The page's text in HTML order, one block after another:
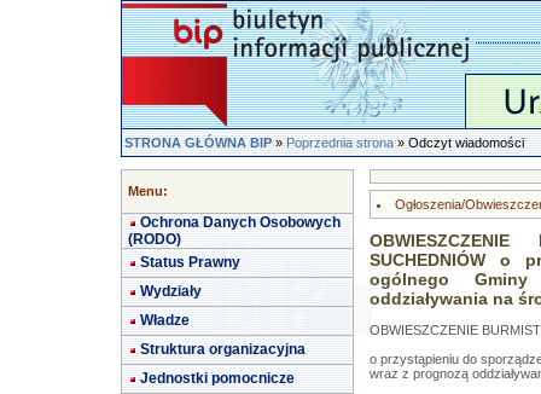
STRONA GŁÓWNA BIP»Poprzednia strona» Odczyt wiadomości
Menu:
Ochrona Danych Osobowych
(RODO)
Status Prawny
Wydziały
Władze
Struktura organizacyjna
Jednostki pomocnicze
Ogłoszenia/
SUCHEDNIÓW o
ogólnego
oddziaływania na
OBWIESZCZENIE
o przystąpieniu do
wraz z prognozą